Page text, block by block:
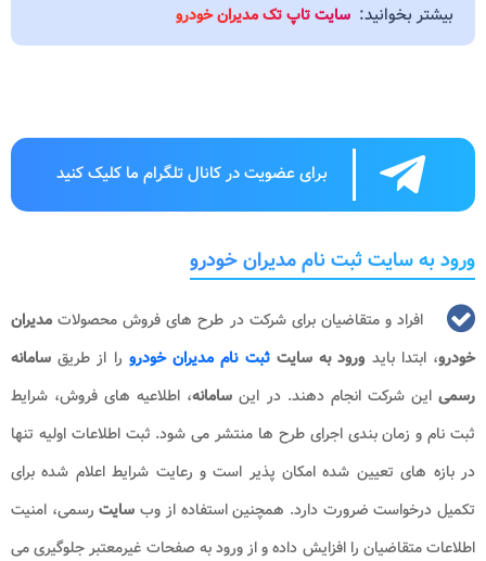
بیشتر بخوانید: سایت تاپ تک مدیران خودرو
برای عضویت در کانال تلگرام ما کلیک کنید
ورود به سایت ثبت نام مدیران خودرو
افراد و متقاضیان برای شرکت در طرح های فروش محصولات مدیران
خودرو، ابتدا باید ورود به سایت ثبت نام مدیران خودرو را از طریق سامانه
رسمیاین شرکت انجام دهند. در این سامانه، اطلاعیه های فروش، شرایط
ثبت نام و زمان بندی اجرای طرح ها منتشر می شود. ثبت اطلاعات اولیه تنها
در بازه های تعیین شده امکان پذیر است و رعایت شرایط اعلام شده برای
تکمیل درخواست ضرورت دارد. همچنین استفاده از وب سایت رسمی، امنیت
اطلاعات متقاضیان را افزایش داده و از ورود به صفحات غیرمعتبر جلوگیری می